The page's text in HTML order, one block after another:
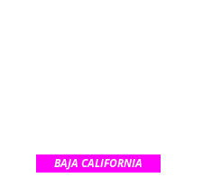
BAJA CALIFORNIA